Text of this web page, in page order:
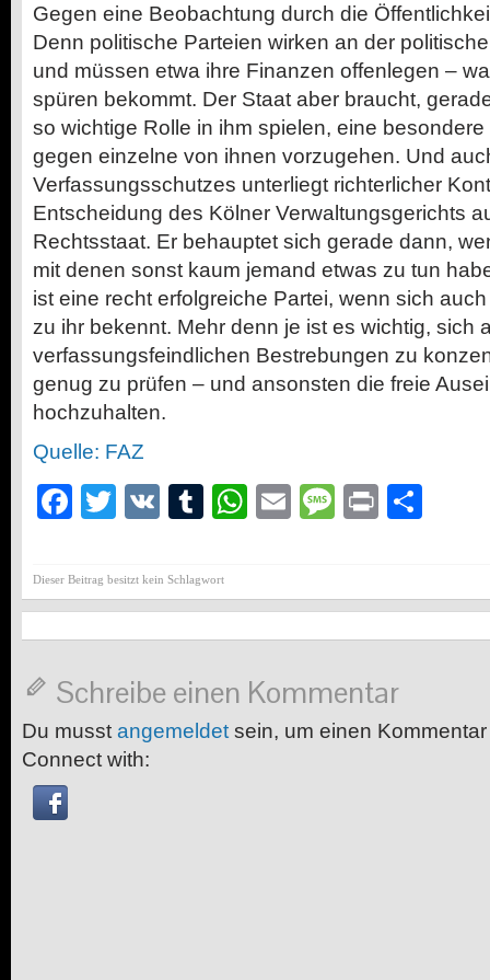
Gegen eine Beobachtung durch die
Denn politische Parteien wirken an der
und müssen etwa ihre Finanzen offenlegen –
spüren bekommt. Der Staat aber braucht,
so wichtige Rolle in ihm spielen, eine
gegen einzelne von ihnen vorzugehen. Und
Verfassungsschutzes unterliegt richterlicher
Entscheidung des Kölner Verwaltungsgerichts
Rechtsstaat. Er behauptet sich gerade dann,
mit denen sonst kaum jemand etwas zu tun
ist eine recht erfolgreiche Partei, wenn sich
zu ihr bekennt. Mehr denn je ist es wichtig, sich
verfassungsfeindlichen Bestrebungen zu
genug zu prüfen – und ansonsten die freie
hochzuhalten.
Quelle: FAZ
Facebook
Twitter
VK Tumblr
WhatsApp
EmailMessage
Print
Dieser Beitrag besitzt kein Schlagwort
Schreibe einen Kommentar
Du musst angemeldet sein, um einen
Connect with: